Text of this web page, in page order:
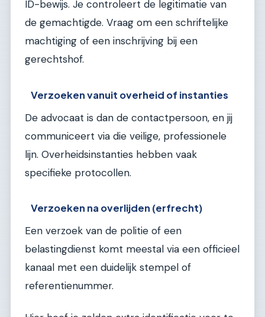
ID-bewijs. Je controleert de legitimatie van
de gemachtigde. Vraag om een schriftelijke
machtiging of een inschrijving bij een
gerechtshof.
Verzoeken vanuit overheid of instanties
De advocaat is dan de contactpersoon, en jij
communiceert via die veilige, professionele
lijn. Overheidsinstanties hebben vaak
specifieke protocollen.
Verzoeken na overlijden (erfrecht)
Een verzoek van de politie of een
belastingdienst komt meestal via een officieel
kanaal met een duidelijk stempel of
referentienummer.